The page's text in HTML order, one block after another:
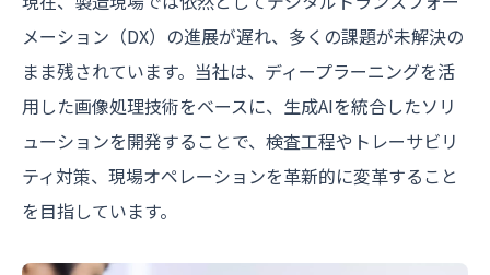
メーション（DX）の進展が遅れ、多くの課題が未解決の
まま残されています。当社は、ディープラーニングを活
用した画像処理技術をベースに、生成AIを統合したソリ
ューションを開発することで、検査工程やトレーサビリ
ティ対策、現場オペレーションを革新的に変革すること
を目指しています。